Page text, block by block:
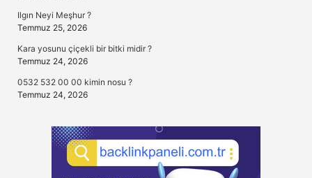
Ilgın Neyi Meşhur ?
Temmuz 25, 2026
Kara yosunu çiçekli bir bitki midir ?
Temmuz 24, 2026
0532 532 00 00 kimin nosu ?
Temmuz 24, 2026